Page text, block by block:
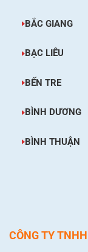
BẮC GIANG
BẠC LIÊU
BẾN TRE
BÌNH DƯƠNG
BÌNH THUẬN
CÔNG TY